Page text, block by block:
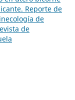
Reporte de
de
de